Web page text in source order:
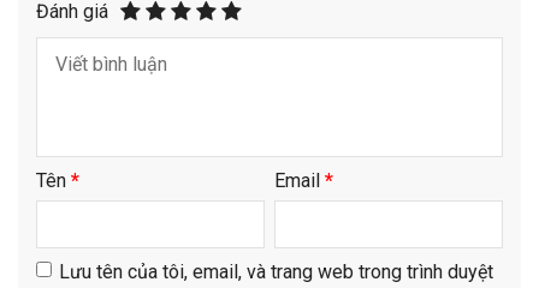
Đánh giá
Tên * Email *
Lưu tên của tôi, email, và trang web trong trình duyệt